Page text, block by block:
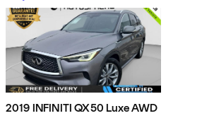
2019 INFINITI QX50 Luxe AWD